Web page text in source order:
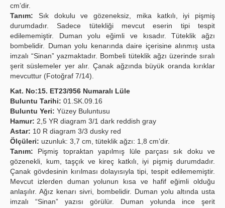
cm’dir.
Tanım: Sık dokulu ve gözeneksiz, mika katkılı, iyi pişmiş
durumdadır. Sadece tütekliği mevcut eserin tipi tespit
edilememiştir. Duman yolu eğimli ve kısadır. Tüteklik ağzı
bombelidir. Duman yolu kenarında daire içerisine alınmış usta
imzalı “Sinan” yazmaktadır. Bombeli tüteklik ağzı üzerinde sıralı
şerit süslemeler yer alır. Çanak ağzında büyük oranda kırıklar
mevcuttur (Fotoğraf 7/14).
Kat. No:15. ET23/956 Numaralı Lüle
Buluntu Tarihi: 01.SK.09.16
Buluntu Yeri: Yüzey Buluntusu
Hamur: 2,5 YR diagram 3/1 dark reddish gray
Astar: 10 R diagram 3/3 dusky red
Ölçüleri: uzunluk: 3,7 cm, tüteklik ağzı: 1,8 cm’dir.
Tanım: Pişmiş topraktan yapılmış lüle parçası sık doku ve
gözenekli, kum, taşçık ve kireç katkılı, iyi pişmiş durumdadır.
Çanak gövdesinin kırılması dolayısıyla tipi, tespit edilememiştir.
Mevcut izlerden duman yolunun kısa ve hafif eğimli olduğu
anlaşılır. Ağız kenarı sivri, bombelidir. Duman yolu altında usta
imzalı “Sinan” yazısı görülür. Duman yolunda ince şerit